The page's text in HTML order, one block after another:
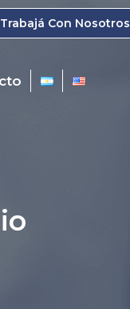
Trabajá Con Nosotros